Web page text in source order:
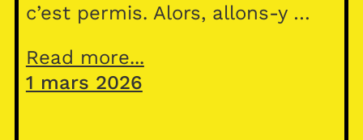
c’est permis. Alors, allons-y …
Read more...
1 mars 2026